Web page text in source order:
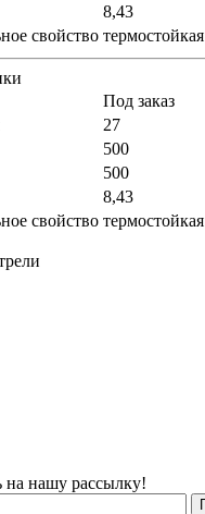
8,43
свойство термостойкая
Под заказ
27
500
500
8,43
свойство термостойкая
нашу рассылку!